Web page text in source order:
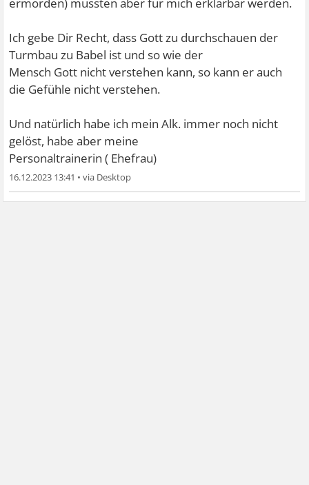
Ich gebe Dir Recht, dass Gott zu durchschauen der
Turmbau zu Babel ist und so wie der
Mensch Gott nicht verstehen kann, so kann er auch
die Gefühle nicht verstehen.
Und natürlich habe ich mein Alk. immer noch nicht
gelöst, habe aber meine
Personaltrainerin ( Ehefrau)
16.12.2023 13:41 •